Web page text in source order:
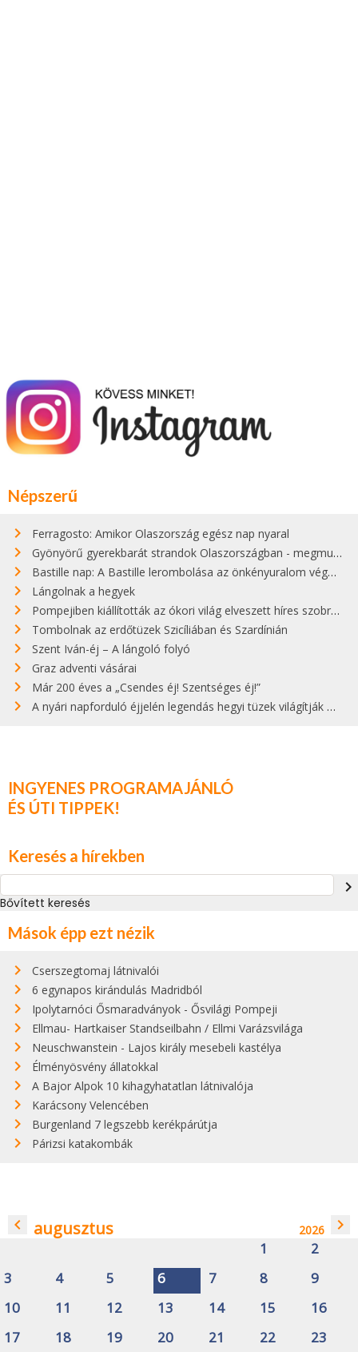
Népszerű
Ferragosto: Amikor Olaszország egész nap nyaral
Gyönyörű gyerekbarát strandok Olaszországban - megmutatjuk a 15 legjobbat
Bastille nap: A Bastille lerombolása az önkényuralom végét jelentette
Lángolnak a hegyek
Pompejiben kiállították az ókori világ elveszett híres szobrának másolatát
Tombolnak az erdőtüzek Szicíliában és Szardínián
Szent Iván-éj – A lángoló folyó
Graz adventi vásárai
Már 200 éves a „Csendes éj! Szentséges éj!”
A nyári napforduló éjjelén legendás hegyi tüzek világítják meg Zugspitzét
INGYENES PROGRAMAJÁNLÓ
ÉS ÚTI TIPPEK!
Keresés a hírekben
navigate_next
Bővített keresés
Mások épp ezt nézik
Cserszegtomaj látnivalói
6 egynapos kirándulás Madridból
Ipolytarnóci Ősmaradványok - Ősvilági Pompeji
Ellmau- Hartkaiser Standseilbahn / Ellmi Varázsvilága
Neuschwanstein - Lajos király mesebeli kastélya
Élményösvény állatokkal
A Bajor Alpok 10 kihagyhatatlan látnivalója
Karácsony Velencében
Burgenland 7 legszebb kerékpárútja
Párizsi katakombák
navigate_before augusztus 2026 navigate_next
1
2
3
4 5 6 7 8
9
10
11 12 13 14 15
16
17
18 19 20 21 22 23